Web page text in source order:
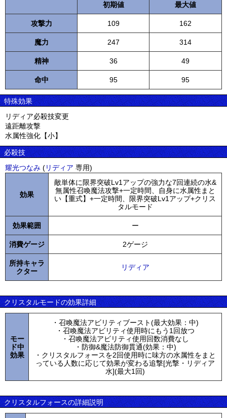
初期値 最大値
攻撃力 109 162
魔力 247 314
精神 36 49
命中 95 95
特殊効果
リディア必殺技変更
遠距離攻撃
水属性強化【小】
必殺技
耀光つなみ (リディア 専用)
効果
敵単体に限界突破Lv1アップの強力な7回連続の水&
無属性召喚魔法攻撃+一定時間、自身に水属性まと
い【重式】+一定時間、限界突破Lv1アップ+クリス
タルモード
効果範囲 ー
消費ゲージ 2ゲージ
所持キャラ
クター
リディア
クリスタルモードの効果詳細
モー
ド中
効果
・召喚魔法アビリティブースト(最大効果：中)
・召喚魔法アビリティ使用時にもう1回放つ
・召喚魔法アビリティ使用回数消費なし
・防御&魔法防御貫通(効果：中)
・クリスタルフォースを2回使用時に味方の水属性をまと
っている人数に応じて効果が変わる追撃[光撃・リディア
水](最大1回)
クリスタルフォースの詳細説明